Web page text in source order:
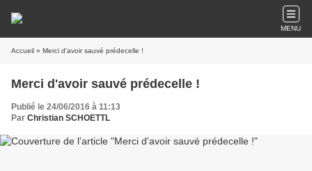
MENU
Accueil » Merci d'avoir sauvé prédecelle !
Merci d'avoir sauvé prédecelle !
Publié le 24/06/2016 à 11:13
Par Christian SCHOETTL